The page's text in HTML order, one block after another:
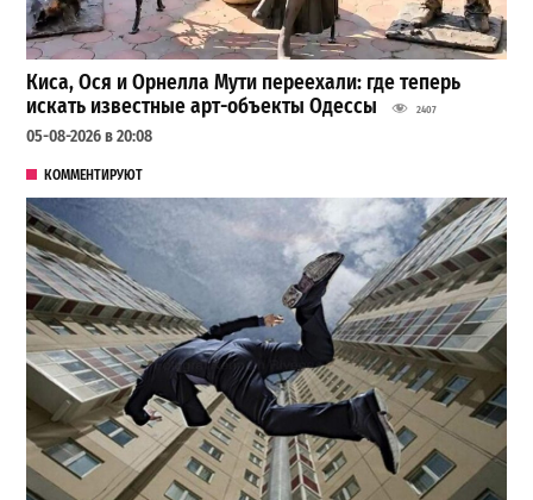
Киса, Ося и Орнелла Мути переехали: где теперь
искать известные арт-объекты Одессы
2407
05-08-2026 в 20:08
КОММЕНТИРУЮТ